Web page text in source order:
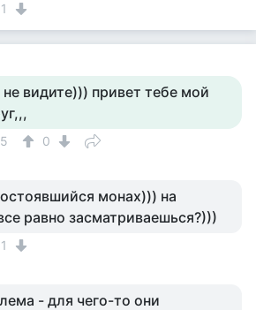
1
видите))) привет тебе мой
5 0
монах))) на
равно засматриваешься?)))
1
- для чего-то они